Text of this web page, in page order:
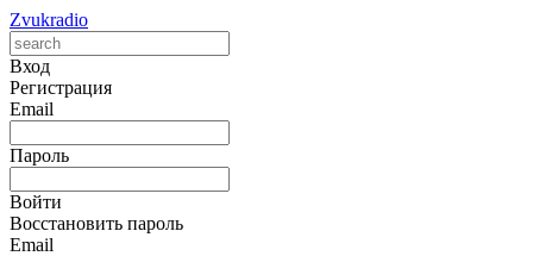
Zvukradio
Вход
Регистрация
Email
Пароль
Войти
Восстановить пароль
Email